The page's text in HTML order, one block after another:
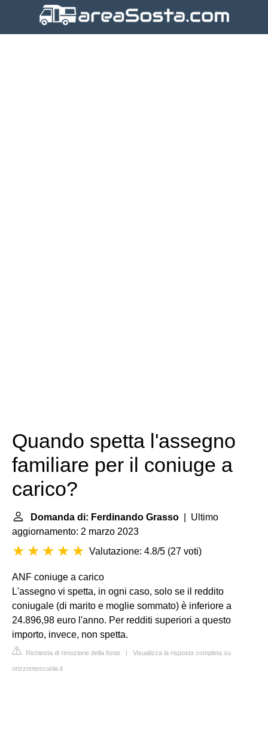
Quando spetta l'assegno
familiare per il coniuge a
carico?
Domanda di: Ferdinando Grasso | Ultimo
aggiornamento: 2 marzo 2023
Valutazione: 4.8/5 (27 voti)
ANF coniuge a carico
L'assegno vi spetta, in ogni caso, solo se il reddito
coniugale (di marito e moglie sommato) è inferiore a
24.896,98 euro l'anno. Per redditi superiori a questo
importo, invece, non spetta.
Richiesta di rimozione della fonte | Visualizza la risposta completa su
orizzontescuola.it